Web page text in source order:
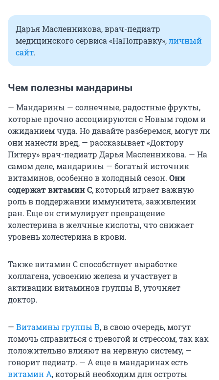
Дарья Масленникова, врач-педиатр
медицинского сервиса «НаПоправку»,личный
сайт.
Чем полезны мандарины
— Мандарины — солнечные, радостные фрукты,
которые прочно ассоциируются с Новым годом и
ожиданием чуда. Но давайте разберемся, могут ли
они нанести вред, — рассказывает «Доктору
Питеру» врач-педиатр Дарья Масленникова. — На
самом деле, мандарины — богатый источник
витаминов, особенно в холодный сезон. Они
содержат витамин С, который играет важную
роль в поддержании иммунитета, заживлении
ран. Еще он стимулирует превращение
холестерина в желчные кислоты, что снижает
уровень холестерина в крови.
Также витамин С способствует выработке
коллагена, усвоению железа и участвует в
активации витаминов группы В, уточняет
доктор.
— Витамины группы В, в свою очередь, могут
помочь справиться с тревогой и стрессом, так как
положительно влияют на нервную систему, —
говорит педиатр. — А еще в мандаринах есть
витамин А, который необходим для остроты